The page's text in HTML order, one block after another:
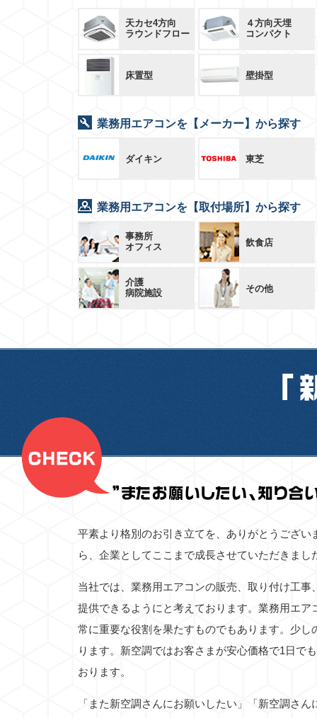
天カセ4方向
ラウンドフロー
４方向天埋
コンパクト
床置型 壁掛型
業務用エアコンを【メーカー】から探す
ダイキン 東芝
業務用エアコンを【取付場所】から探す
事務所
オフィス
飲食店
介護
病院施設
その他
平素より格別のお引き立てを、ありがとうござ
ら、企業としてここまで成長させていただきまし
当社では、業務用エアコンの販売、取り付け工
提供できるようにと考えております。業務用エ
常に重要な役割を果たすものでもあります。少
ります。新空調ではお客さまが安心価格で1日で
おります。
「また新空調さんにお願いしたい」「新空調さ